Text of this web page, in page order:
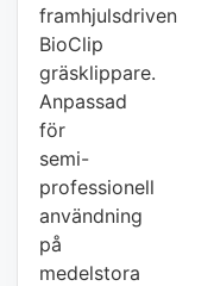
framhjulsdriven
BioClip
gräsklippare.
Anpassad
för
semi-
professionell
användning
på
medelstora